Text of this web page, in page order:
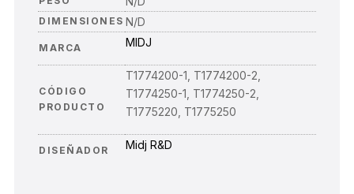
DIMENSIONES N/D
MARCA MIDJ
CÓDIGO
PRODUCTO
T1774200-1, T1774200-2,
T1774250-1, T1774250-2,
T1775220, T1775250
DISEÑADOR Midj R&D